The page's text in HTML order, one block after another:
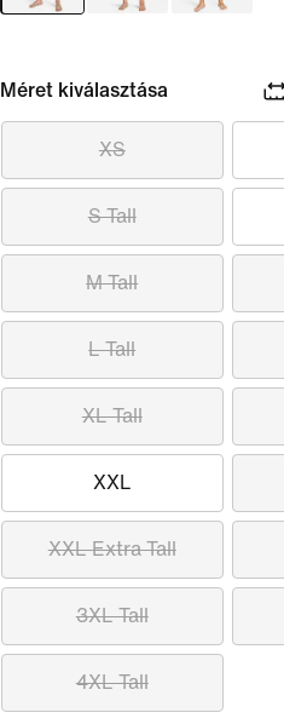
Méret kiválasztása
XS
S Tall
M Tall
L Tall
XL Tall
XXL
XXL Extra Tall
3XL Tall
4XL Tall